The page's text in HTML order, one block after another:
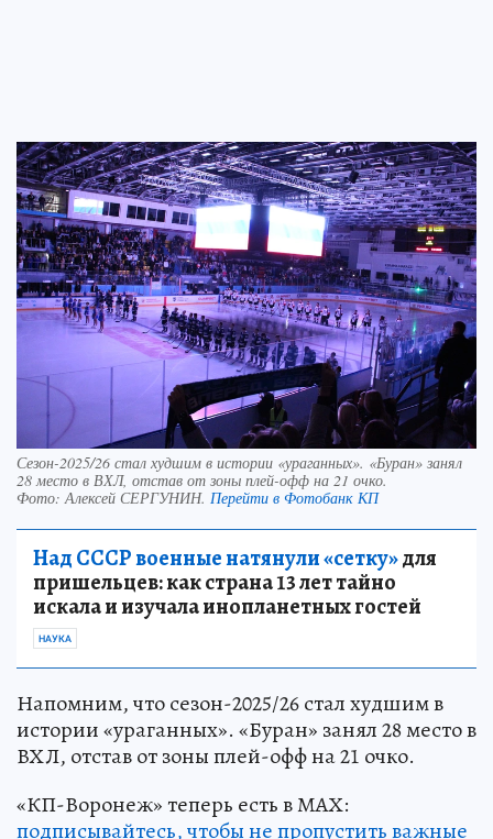
Сезон-2025/26 стал худшим в истории «ураганных». «Буран» занял
28 место в ВХЛ, отстав от зоны плей-офф на 21 очко.
Фото: Алексей СЕРГУНИН. Перейти в Фотобанк КП
Над СССР военные натянули «сетку»для
пришельцев: как страна 13 лет тайно
искала и изучала инопланетных гостей
НАУКА
Напомним, что сезон-2025/26 стал худшим в
истории «ураганных». «Буран» занял 28 место в
ВХЛ, отстав от зоны плей-офф на 21 очко.
«КП-Воронеж» теперь есть в МАХ:
подписывайтесь, чтобы не пропустить важные